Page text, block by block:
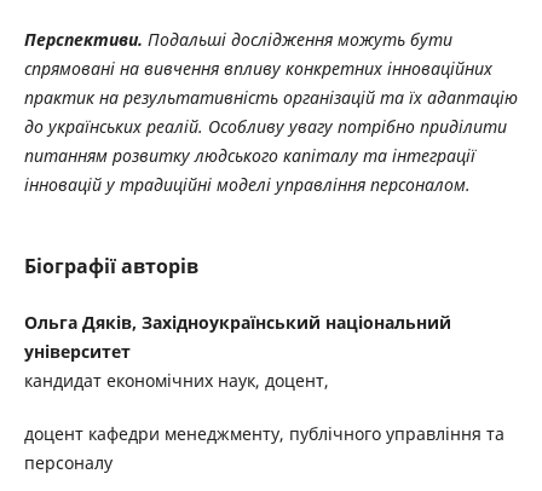
Перспективи. Подальші дослідження можуть бути
спрямовані на вивчення впливу конкретних інноваційних
практик на результативність організацій та їх адаптацію
до українських реалій. Особливу увагу потрібно приділити
питанням розвитку людського капіталу та інтеграції
інновацій у традиційні моделі управління персоналом.
Біографії авторів
Ольга Дяків, Західноукраїнський національний
університет
кандидат економічних наук, доцент,
доцент кафедри менеджменту, публічного управління та
персоналу